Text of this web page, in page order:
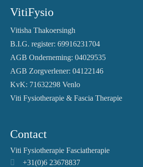
VitiFysio
Vitisha Thakoersingh
B.I.G. register: 69916231704
AGB Onderneming: 04029535
AGB Zorgverlener: 04122146
KvK: 71632298 Venlo
Viti Fysiotherapie & Fascia Therapie
Contact
Viti Fysiotherapie Fasciatherapie
+31(0)6 23678837